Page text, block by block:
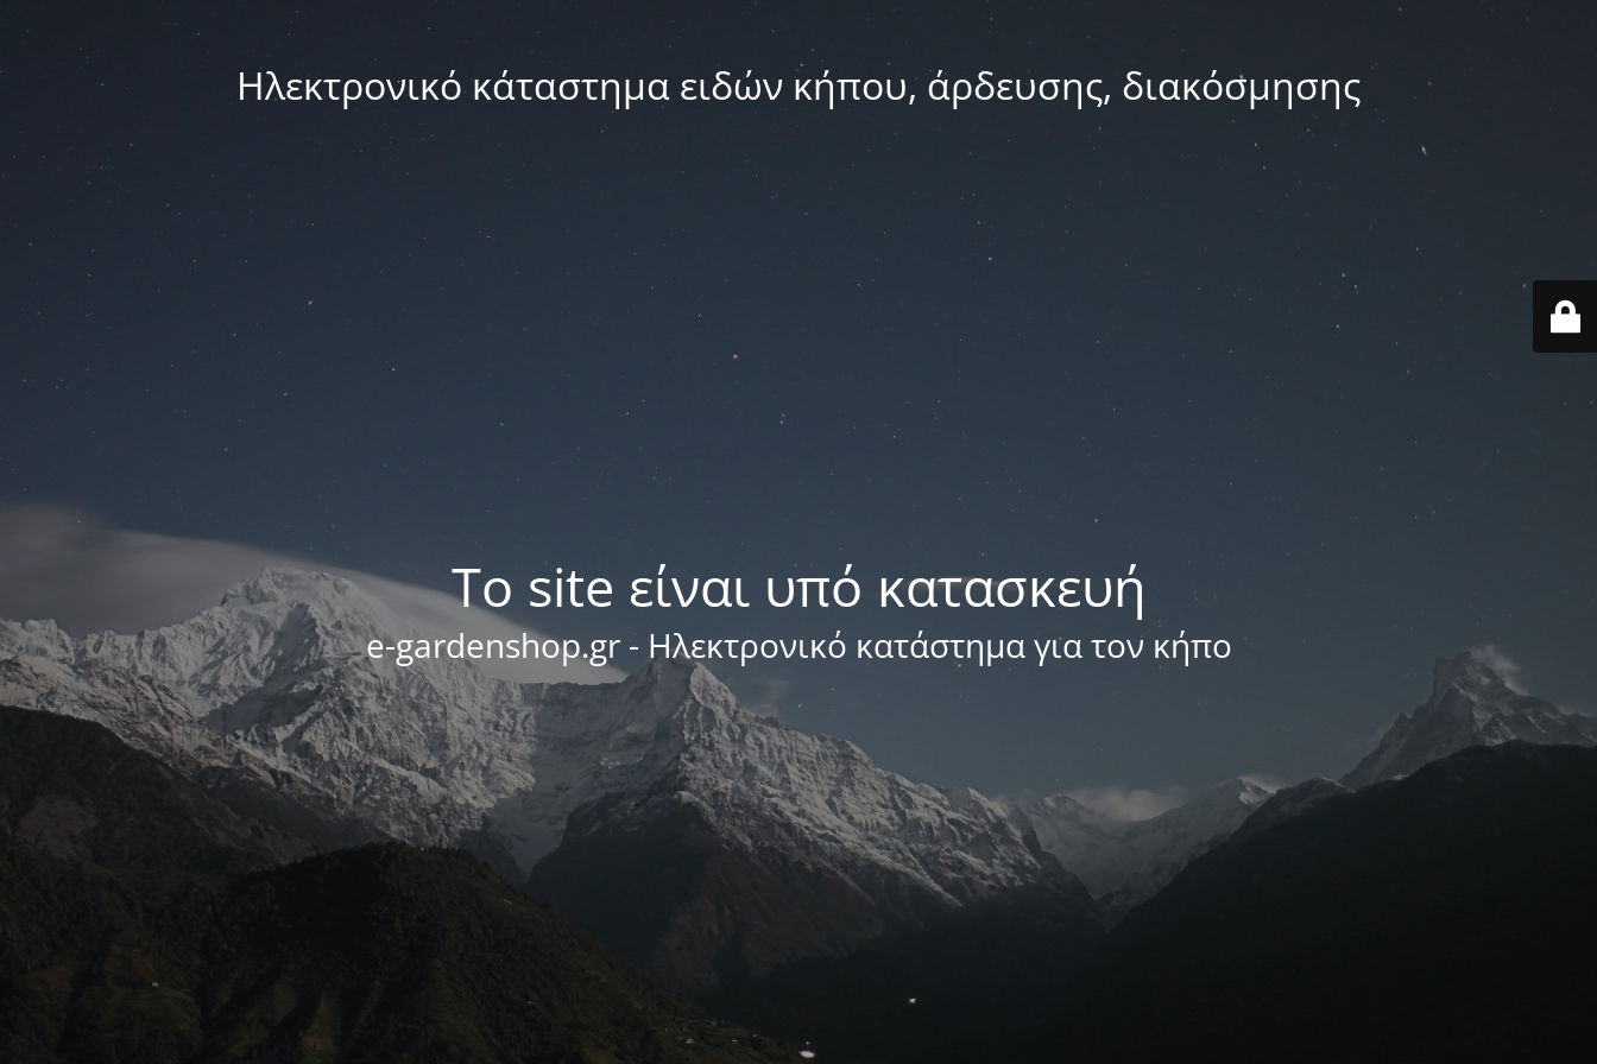
Ηλεκτρονικό κάταστημα ειδών κήπου, άρδευσης, διακόσμησης
Το site είναι υπό κατασκευή
e-gardenshop.gr - Ηλεκτρονικό κατάστημα για τον κήπο